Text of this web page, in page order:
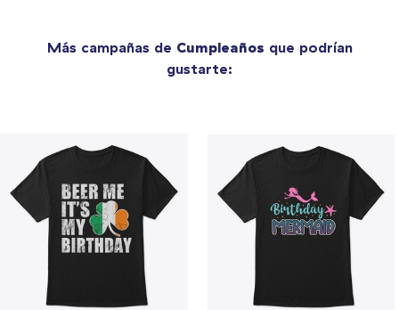
Más campañas de Cumpleaños que podrían
gustarte: